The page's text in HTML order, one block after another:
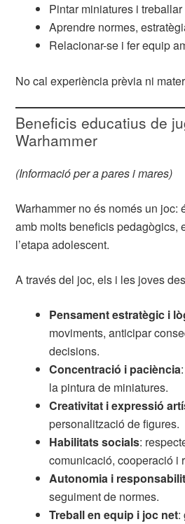
Pintar miniatures i
Aprendre normes,
Relacionar-se i fer equip
No cal experiència prèvia ni
Beneficis educatius de
Warhammer
(Informació per a pares i mares)
Warhammer no és només un joc:
amb molts beneficis pedagògics,
l’etapa adolescent.
A través del joc, els i les joves
Pensament estratègic i
moviments, anticipar
decisions.
Concentració i paciència
la pintura de miniatures.
Creativitat i expressió
personalització de figures.
Habilitats socials:
comunicació, cooperació i
Autonomia i
seguiment de normes.
Treball en equip i joc net: